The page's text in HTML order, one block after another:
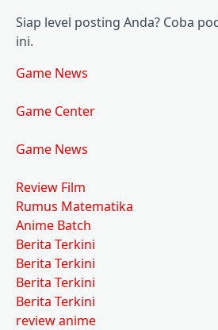
Siap level posting Anda? Coba
ini.
Game News
Game Center
Game News
Review Film
Rumus Matematika
Anime Batch
Berita Terkini
Berita Terkini
Berita Terkini
Berita Terkini
review anime